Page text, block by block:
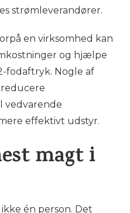
strømleverandører.
en virksomhed kan
og hjælpe
fodaftryk. Nogle af
vedvarende
effektivt udstyr.
magt i
én person. Det